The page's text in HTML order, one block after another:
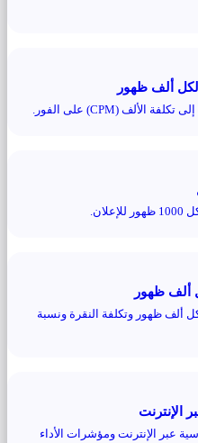
ألف ظهور
ألف ظهور وتكلفة النقرة ونسبة
الإنترنت
عبر الإنترنت ومؤشرات الأداء